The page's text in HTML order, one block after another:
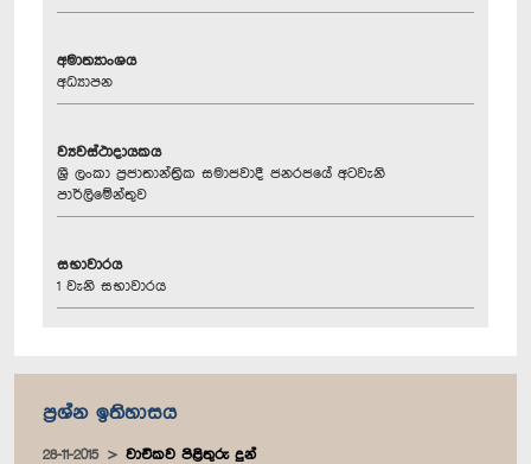
අමාත්‍යාංශය
අධ්‍යාපන
ව්‍යවස්ථාදායකය
ශ්‍රී ලංකා ප්‍රජාතාන්ත්‍රික සමාජවාදී ජනරජයේ අටවැනි
පාර්ලිමේන්තුව
සභාවාරය
1 වැනි සභාවාරය
ප්‍රශ්න ඉතිහාසය
28-11-2015 වාචිකව පිළිතුරු දුන්